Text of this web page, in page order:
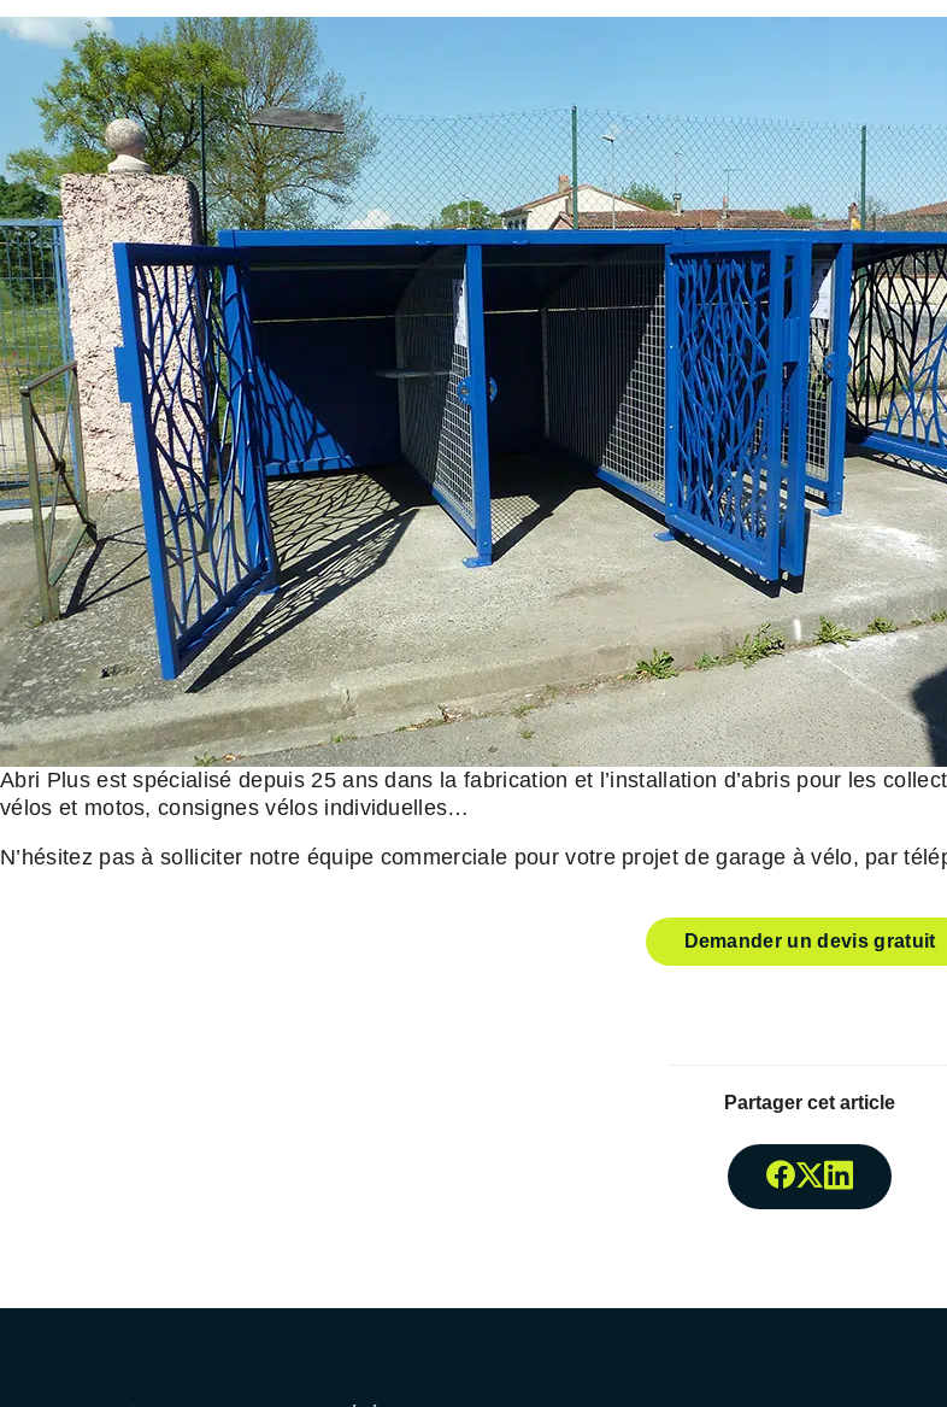
Abri Plus est spécialisé depuis 25 ans dans la fabrication et l’installation d’abris pour les
vélos et motos, consignes vélos individuelles…
N’hésitez pas à solliciter notre équipe commerciale pour votre projet de garage à vélo, par
Demander un devis gratuit
Partager cet article
Partager
Partager
Partager